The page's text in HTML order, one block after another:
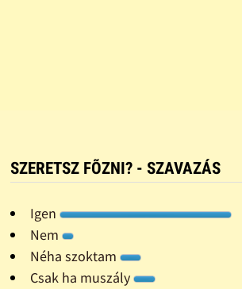
SZERETSZ FÕZNI? - SZAVAZÁS
Igen
Nem
Néha szoktam
Csak ha muszály